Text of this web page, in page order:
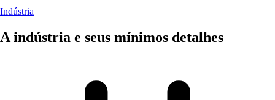
Indústria
A indústria e seus mínimos detalhes